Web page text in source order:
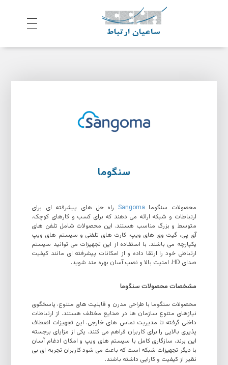
ش
رکت ساعیان ارتباط آینده پیشرو
سنگوما
محصولات سنگوما Sangoma راه حل های پیشرفته ای برای
ارتباطات و شبکه ارائه می دهند که برای کسب و کارهای کوچک،
متوسط و بزرگ مناسب هستند. این محصولات شامل تلفن های
آی پی، گیت وی های ویپ، کارت های تلفنی و سیستم های ویپ
یکپارچه می باشند. با استفاده از این تجهیزات می توانید سیستم
ارتباطی خود را ارتقا داده و از امکانات پیشرفته ای مانند کیفیت
صدای HD، امنیت بالا و نصب آسان بهره مند شوید.
مشخصات محصولات سنگوما
محصولات سنگوما با طراحی مدرن و قابلیت های متنوع، پاسخگوی
نیازهای متنوع سازمان ها در صنایع مختلف هستند. از ارتباطات
داخلی گرفته تا مدیریت تماس های خارجی، این تجهیزات انعطاف
پذیری بالایی را برای کاربران فراهم می کنند. یکی از مزایای برجسته
این برند، سازگاری کامل با سیستم های ویپ و امکان ادغام آسان
با دیگر تجهیزات شبکه است که باعث می شود کاربران تجربه ای بی
نظیر از کیفیت و کارایی داشته باشند.